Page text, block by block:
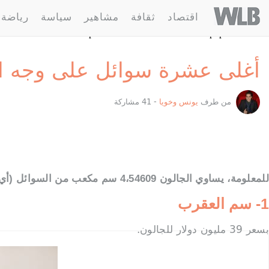
Welovebuzz
اقتصاد ثقافة مشاهير سياسة رياضة
%d8%b9%d9%84%d9%89-%d9%88%d8%ac%d9%87-
failed to open stream: HTTP request failed! HTTP/1.1 400 Bad
أغلى عشرة سوائل على وجه
من طرف يونس وخويا - 41 مشاركة
للمعلومة، يساوي الجالون 4،54609 سم مكعب من السوائل (أي نحو 4 إلى 5 لتر)
1- سم العقرب
بسعر 39 مليون دولار للجالون.